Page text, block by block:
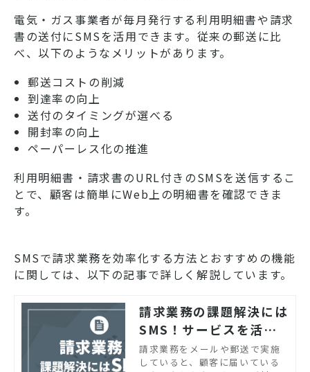
電気・ガス事業者が毎月発行する利用明細書や請求
書の送付にSMSを活用できます。従来の郵送に比
べ、以下のようなメリットがあります。
郵送コストの削減
到達率の向上
送付のタイミングが選べる
開封率の向上
ペーパーレス化の推進
利用明細書・請求書のURL付きのSMSを送信するこ
とで、顧客は簡単にWeb上の明細書を確認できま
す。
SMSで請求業務を効率化する方法とおすすめの機能
に関しては、以下の記事で詳しく解説しています。
請求業務の課題解決には
SMS！サービスを活用
して請求書の送付を効率
化
請求業務をメールや郵送で実施
していると、顧客に届いている